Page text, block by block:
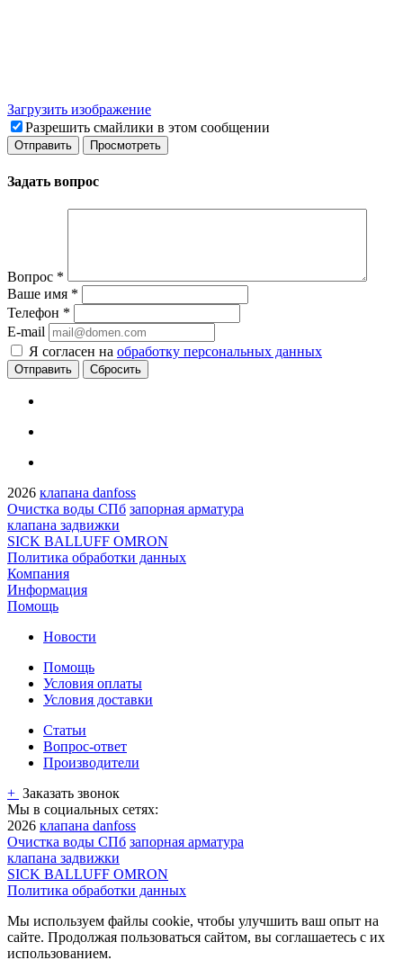
Загрузить изображение
Разрешить смайлики в этом сообщении
Задать вопрос
Вопрос *
Ваше имя *
Телефон *
E-mail
Я согласен на обработку персональных данных
Сбросить
2026 клапана danfoss
Очистка воды СПб запорная арматура
клапана задвижки
SICK BALLUFF OMRON
Политика обработки данных
Компания
Информация
Помощь
Новости
Помощь
Условия оплаты
Условия доставки
Статьи
Вопрос-ответ
Производители
+ Заказать звонок
Мы в социальных сетях:
2026 клапана danfoss
Очистка воды СПб запорная арматура
клапана задвижки
SICK BALLUFF OMRON
Политика обработки данных
Мы используем файлы cookie, чтобы улучшить ваш опыт на
сайте. Продолжая пользоваться сайтом, вы соглашаетесь с их
использованием.